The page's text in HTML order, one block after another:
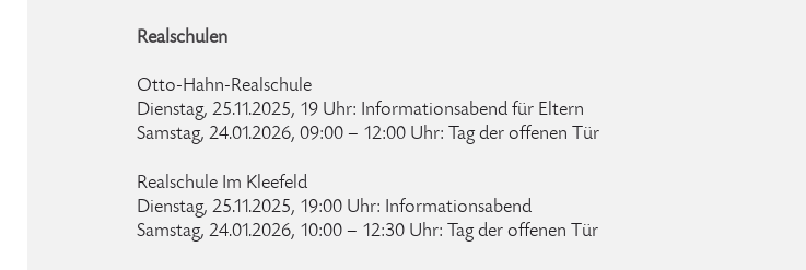
Realschulen
Otto-Hahn-Realschule
Dienstag, 25.11.2025, 19 Uhr: Informationsabend für Eltern
Samstag, 24.01.2026, 09:00 – 12:00 Uhr: Tag der offenen Tür
Realschule Im Kleefeld
Dienstag, 25.11.2025, 19:00 Uhr: Informationsabend
Samstag, 24.01.2026, 10:00 – 12:30 Uhr: Tag der offenen Tür